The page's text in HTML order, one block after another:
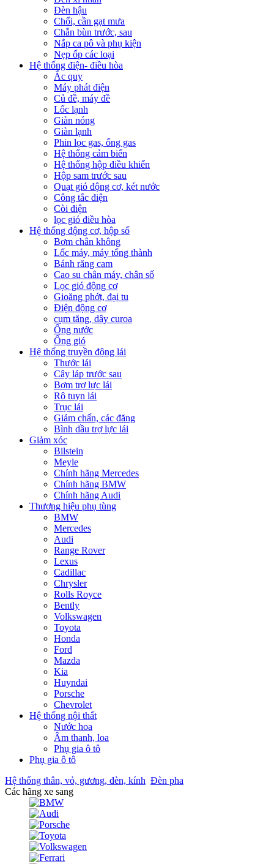
Đèn hậu
Chổi, cần gạt mưa
Chắn bùn trước, sau
Nắp ca pô và phụ kiện
Nẹp ốp các loại
Hệ thống điện- điều hòa
Ắc quy
Máy phát điện
Củ đề, máy đề
Lốc lạnh
Giàn nóng
Giàn lạnh
Phin lọc gas, ống gas
Hệ thống cảm biến
Hệ thống hộp điều khiển
Hộp sam trước sau
Quạt gió động cơ, két nước
Công tắc điện
Còi điện
lọc gió điều hòa
Hệ thống động cơ, hộp số
Bơm chân không
Lốc máy, máy tổng thành
Bánh răng cam
Cao su chân máy, chân số
Lọc gió động cơ
Gioăng phớt, đại tu
Điện động cơ
cụm tăng, dây curoa
Ống nước
Ống gió
Hệ thống truyền động lái
Thước lái
Cây láp trước sau
Bơm trợ lực lái
Rô tuyn lái
Trục lái
Giảm chấn, các đăng
Bình dầu trợ lực lái
Giảm xóc
Bilstein
Meyle
Chính hãng Mercedes
Chính hãng BMW
Chính hãng Audi
Thương hiệu phụ tùng
BMW
Mercedes
Audi
Range Rover
Lexus
Cadillac
Chrysler
Rolls Royce
Bently
Volkswagen
Toyota
Honda
Ford
Mazda
Kia
Huyndai
Porsche
Chevrolet
Hệ thống nội thất
Nước hoa
Âm thanh, loa
Phụ gia ô tô
Phụ gia ô tô
Hệ thống thân, vỏ, gương, đèn, kính Đèn pha
Các hãng xe sang